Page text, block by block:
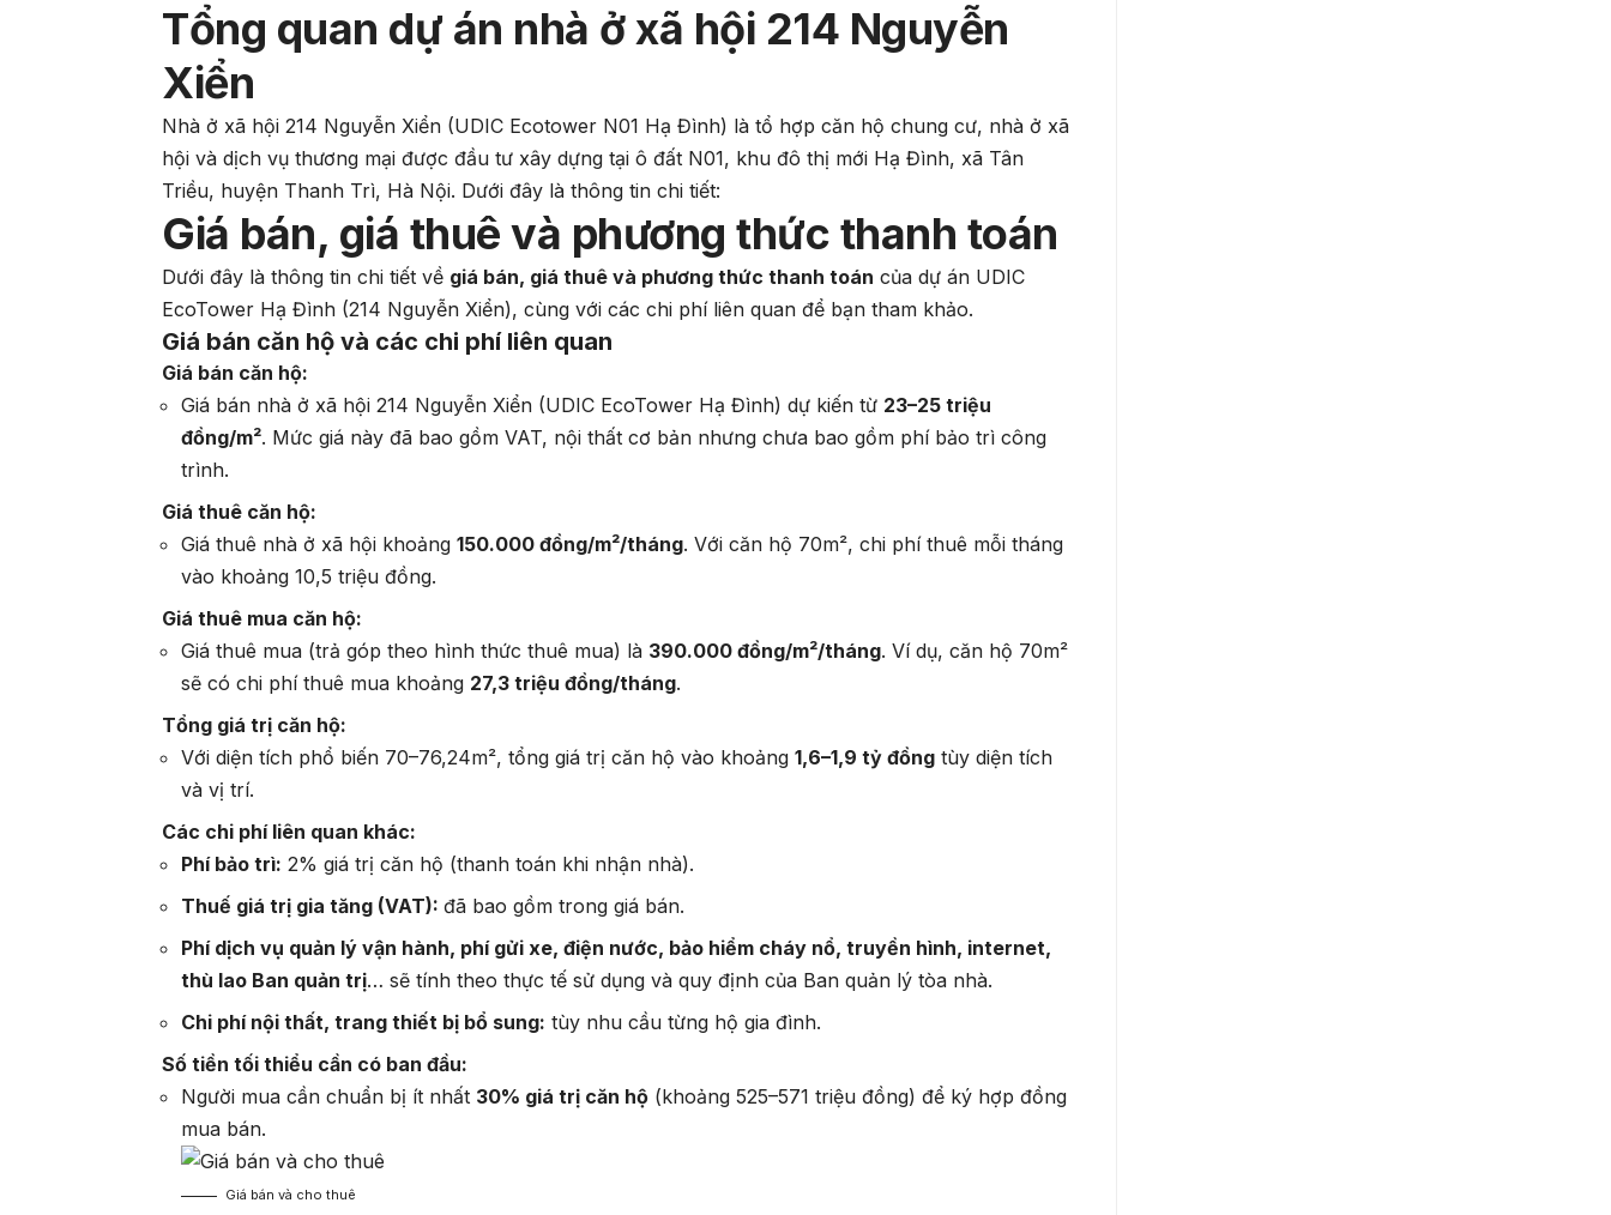
Tổng quan dự án nhà ở xã hội 214 Nguyễn
Xiển
Nhà ở xã hội 214 Nguyễn Xiển (UDIC Ecotower N01 Hạ Đình) là tổ hợp căn hộ chung cư, nhà ở xã
hội và dịch vụ thương mại được đầu tư xây dựng tại ô đất N01, khu đô thị mới Hạ Đình, xã Tân
Triều, huyện Thanh Trì, Hà Nội. Dưới đây là thông tin chi tiết:
Giá bán, giá thuê và phương thức thanh toán
Dưới đây là thông tin chi tiết về giá bán, giá thuê và phương thức thanh toán của dự án UDIC
EcoTower Hạ Đình (214 Nguyễn Xiển), cùng với các chi phí liên quan để bạn tham khảo.
Giá bán căn hộ và các chi phí liên quan
Giá bán căn hộ:
Giá bán nhà ở xã hội 214 Nguyễn Xiển (UDIC EcoTower Hạ Đình) dự kiến từ 23–25 triệu
đồng/m². Mức giá này đã bao gồm VAT, nội thất cơ bản nhưng chưa bao gồm phí bảo trì công
trình.
Giá thuê căn hộ:
Giá thuê nhà ở xã hội khoảng150.000 đồng/m²/tháng. Với căn hộ 70m², chi phí thuê mỗi tháng
vào khoảng 10,5 triệu đồng.
Giá thuê mua căn hộ:
Giá thuê mua (trả góp theo hình thức thuê mua) là 390.000 đồng/m²/tháng. Ví dụ, căn hộ 70m²
sẽ có chi phí thuê mua khoảng 27,3 triệu đồng/tháng.
Tổng giá trị căn hộ:
Với diện tích phổ biến 70–76,24m², tổng giá trị căn hộ vào khoảng1,6–1,9 tỷ đồng tùy diện tích
và vị trí.
Các chi phí liên quan khác:
Phí bảo trì: 2% giá trị căn hộ (thanh toán khi nhận nhà).
Thuế giá trị gia tăng (VAT):đã bao gồm trong giá bán.
Phí dịch vụ quản lý vận hành, phí gửi xe, điện nước, bảo hiểm cháy nổ, truyền hình, internet,
thù lao Ban quản trị… sẽ tính theo thực tế sử dụng và quy định của Ban quản lý tòa nhà.
Chi phí nội thất, trang thiết bị bổ sung: tùy nhu cầu từng hộ gia đình.
Số tiền tối thiểu cần có ban đầu:
Người mua cần chuẩn bị ít nhất 30% giá trị căn hộ (khoảng 525–571 triệu đồng) để ký hợp đồng
mua bán.
Giá bán và cho thuê